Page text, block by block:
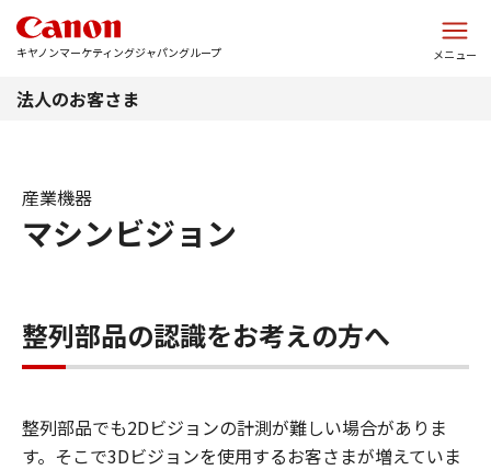
キヤノンマーケティングジャパングループ メニュー
法人のお客さま
マシンビジョン
産業機器
整列部品の認識をお考えの方へ
整列部品でも2Dビジョンの計測が難しい場合がありま
す。そこで3Dビジョンを使用するお客さまが増えていま